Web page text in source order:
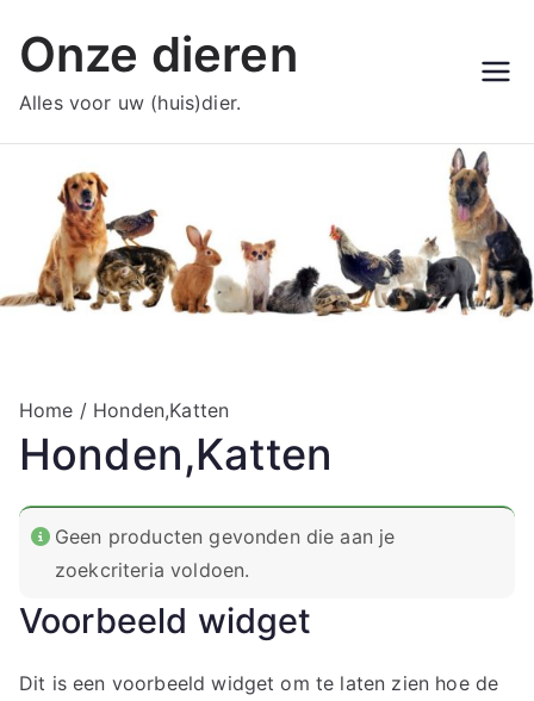
naar
inhoud
Onze dieren
Alles voor uw (huis)dier.
Home / Honden,Katten
Honden,Katten
Geen producten gevonden die aan je
zoekcriteria voldoen.
Voorbeeld widget
Dit is een voorbeeld widget om te laten zien hoe de